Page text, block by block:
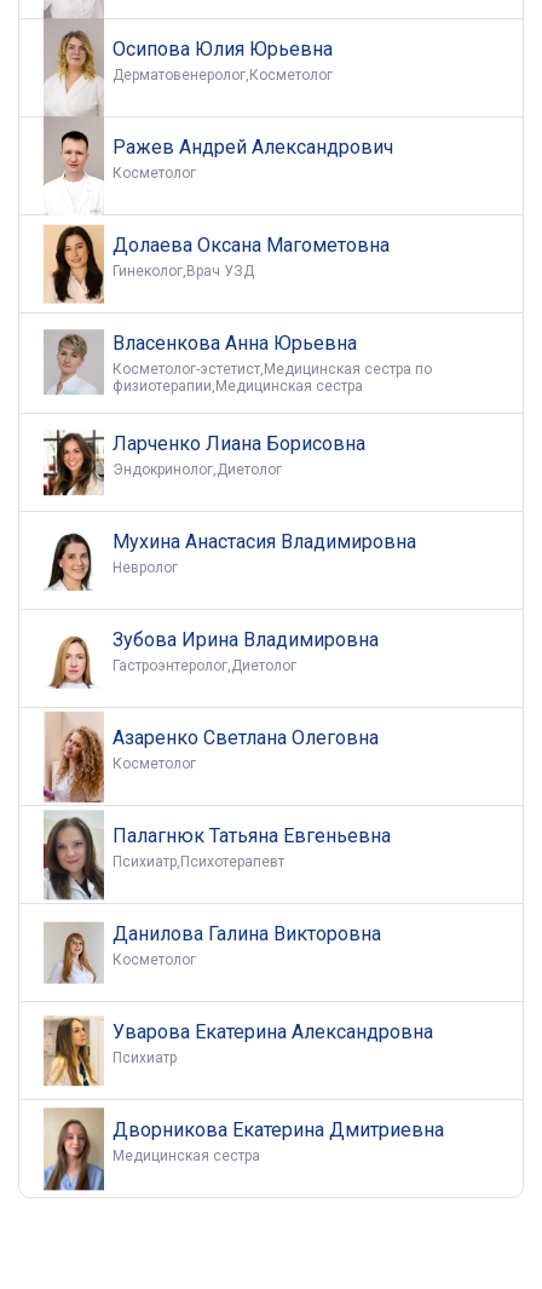
Осипова Юлия Юрьевна
Дерматовенеролог,Косметолог
Ражев Андрей Александрович
Косметолог
Долаева Оксана Магометовна
Гинеколог,Врач УЗД
Власенкова Анна Юрьевна
Косметолог-эстетист,Медицинская сестра по
физиотерапии,Медицинская сестра
Ларченко Лиана Борисовна
Эндокринолог,Диетолог
Мухина Анастасия Владимировна
Невролог
Зубова Ирина Владимировна
Гастроэнтеролог,Диетолог
Азаренко Светлана Олеговна
Косметолог
Палагнюк Татьяна Евгеньевна
Психиатр,Психотерапевт
Данилова Галина Викторовна
Косметолог
Уварова Екатерина Александровна
Психиатр
Дворникова Екатерина Дмитриевна
Медицинская сестра